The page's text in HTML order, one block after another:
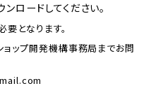
ロードしてください。
となります。
ップ開発機構事務局までお問